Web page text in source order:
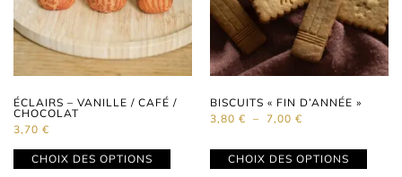
ÉCLAIRS – VANILLE / CAFÉ /
CHOCOLAT
3,70 €
CHOIX DES OPTIONS
BISCUITS « FIN D’ANNÉE »
3,80 € – 7,00 €
CHOIX DES OPTIONS